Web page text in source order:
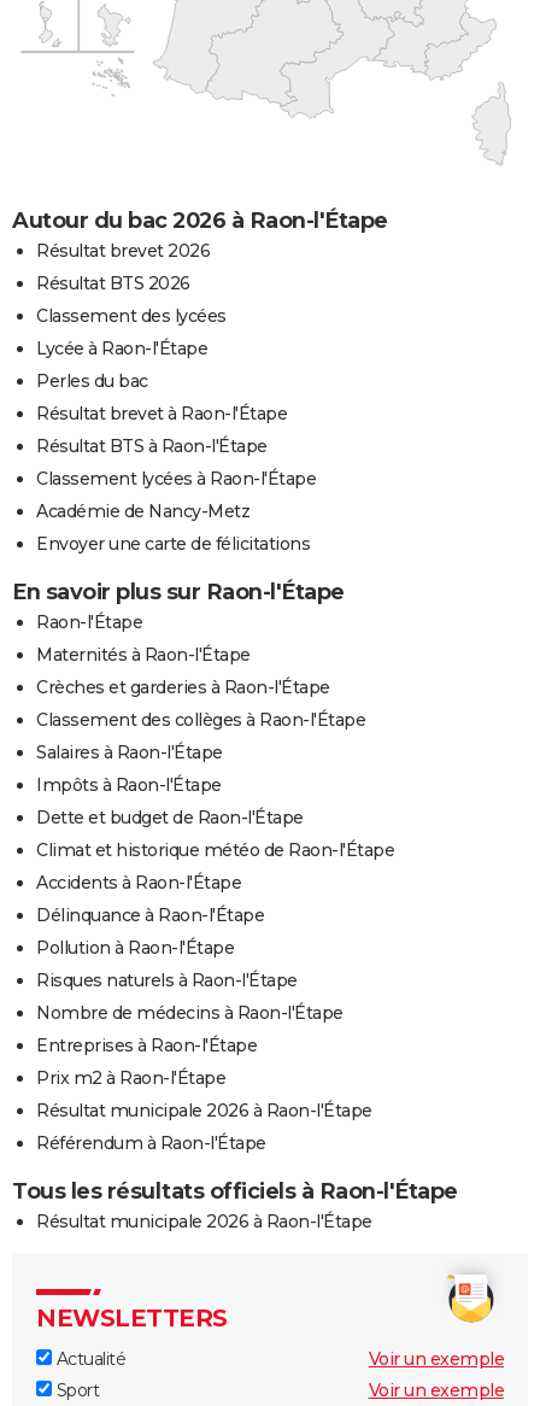
Autour du bac 2026 à Raon-l'Étape
Résultat brevet 2026
Résultat BTS 2026
Classement des lycées
Lycée à Raon-l'Étape
Perles du bac
Résultat brevet à Raon-l'Étape
Résultat BTS à Raon-l'Étape
Classement lycées à Raon-l'Étape
Académie de Nancy-Metz
Envoyer une carte de félicitations
En savoir plus sur Raon-l'Étape
Raon-l'Étape
Maternités à Raon-l'Étape
Crèches et garderies à Raon-l'Étape
Classement des collèges à Raon-l'Étape
Salaires à Raon-l'Étape
Impôts à Raon-l'Étape
Dette et budget de Raon-l'Étape
Climat et historique météo de Raon-l'Étape
Accidents à Raon-l'Étape
Délinquance à Raon-l'Étape
Pollution à Raon-l'Étape
Risques naturels à Raon-l'Étape
Nombre de médecins à Raon-l'Étape
Entreprises à Raon-l'Étape
Prix m2 à Raon-l'Étape
Résultat municipale 2026 à Raon-l'Étape
Référendum à Raon-l'Étape
Tous les résultats officiels à Raon-l'Étape
Résultat municipale 2026 à Raon-l'Étape
NEWSLETTERS
Actualité
Voir un exemple
Sport
Voir un exemple